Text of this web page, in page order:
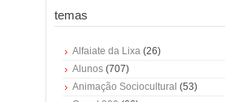
temas
Alfaiate da Lixa (26)
Alunos (707)
Animação Sociocultural (53)